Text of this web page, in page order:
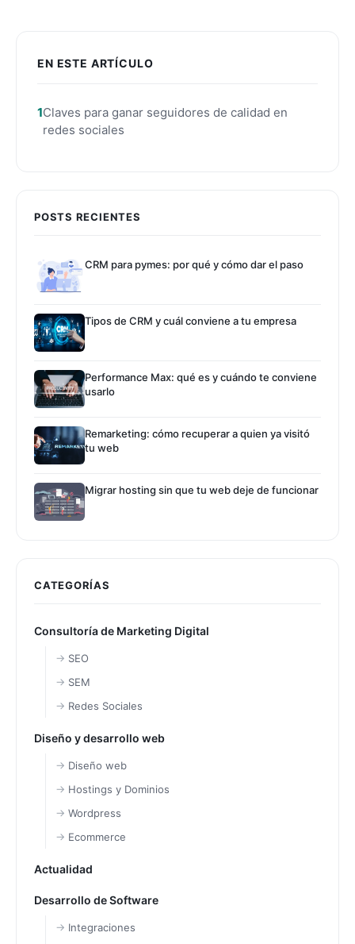
EN ESTE ARTÍCULO
Claves para ganar seguidores de calidad en
redes sociales
POSTS RECIENTES
CRM para pymes: por qué y cómo dar el paso
Tipos de CRM y cuál conviene a tu empresa
Performance Max: qué es y cuándo te conviene
usarlo
Remarketing: cómo recuperar a quien ya visitó
tu web
Migrar hosting sin que tu web deje de funcionar
CATEGORÍAS
Consultoría de Marketing Digital
SEO
SEM
Redes Sociales
Diseño y desarrollo web
Diseño web
Hostings y Dominios
Wordpress
Ecommerce
Actualidad
Desarrollo de Software
Integraciones